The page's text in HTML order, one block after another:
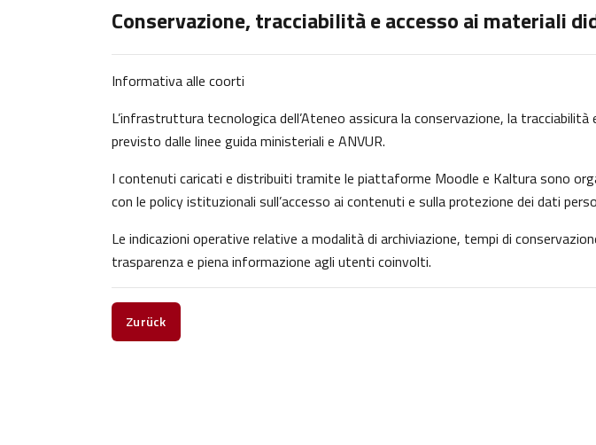
Conservazione, tracciabilità e accesso ai materiali
Informativa alle coorti
L’infrastruttura tecnologica dell’Ateneo assicura la conservazione, la
previsto dalle linee guida ministeriali e ANVUR.
I contenuti caricati e distribuiti tramite le piattaforme Moodle e Kaltura sono
con le policy istituzionali sull’accesso ai contenuti e sulla protezione dei dati
Le indicazioni operative relative a modalità di archiviazione, tempi di
trasparenza e piena informazione agli utenti coinvolti.
Zurück